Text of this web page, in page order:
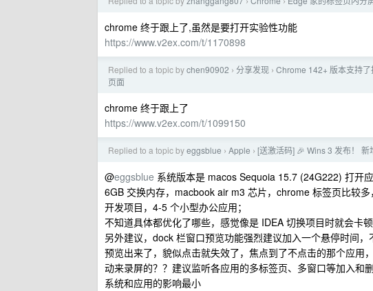
chrome 终于跟上了,虽然是要打开实验性功能
https://www.v2ex.com/t/1170898
Replied to a topic bychen90902 › 分享发现 › Chrome 142+ 版本支持
页面
chrome 终于跟上了
https://www.v2ex.com/t/1099150
Replied to a topic byeggsblue › Apple › [送激活码] 🎉 Wins 3 发布！
@eggsblue 系统版本是 macos Sequoia 15.7 (24G222) 打开
6GB 交换内存，macbook air m3 芯片，chrome 标签页比较
开发项目，4-5 个小型办公应用；
不知道具体都优化了哪些，感觉像是 IDEA 切换项目时就会卡
另外建议，dock 栏窗口预览功能强烈建议加入一个悬停时间
预览出来了，貌似点击就失效了，焦点到了不点击的那个应
动来录屏的？？建议监听各应用的多标签页、多窗口等加入
系统和应用的影响最小